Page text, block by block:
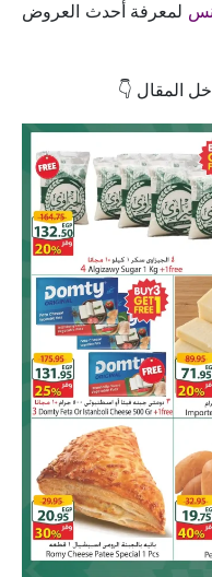
لمعرفة أحدث العروض
المقال 👇